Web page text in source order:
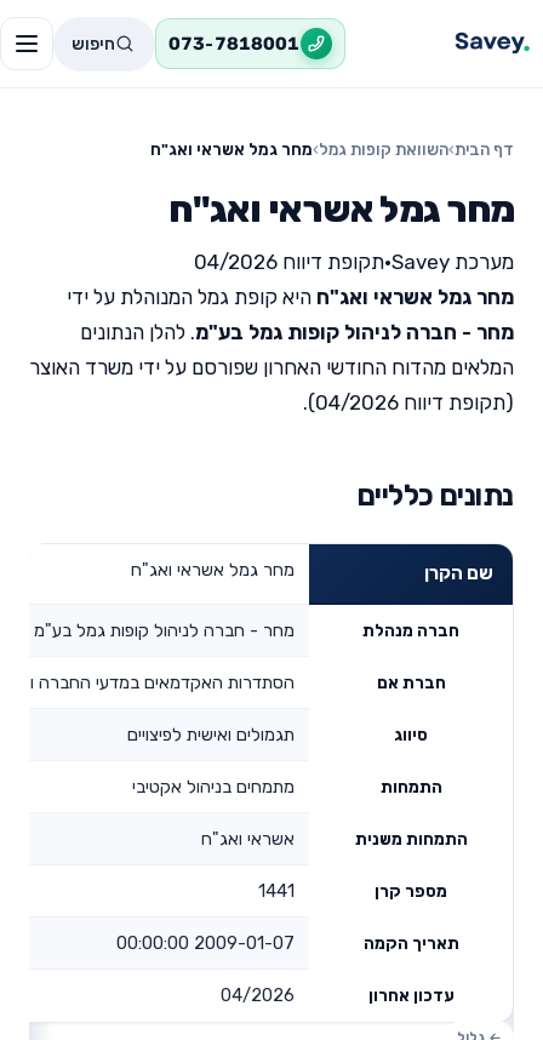
073-7818001 חיפוש
דף הבית›השוואת קופות גמל›מחר גמל אשראי ואג"ח
מחר גמל אשראי ואג"ח
מערכת Savey •תקופת דיווח 04/2026
מחר גמל אשראי ואג"ח היא קופת גמל המנוהלת על ידי
מחר - חברה לניהול קופות גמל בע"מ. להלן הנתונים
המלאים מהדוח החודשי האחרון שפורסם על ידי משרד האוצר
(תקופת דיווח 04/2026).
נתונים כלליים
שם הקרן מחר גמל אשראי ואג"ח
חברה מנהלת מחר - חברה לניהול קופות גמל בע"מ
חברת אם הסתדרות האקדמאים במדעי החברה
סיווג תגמולים ואישית לפיצויים
התמחות מתמחים בניהול אקטיבי
התמחות משנית אשראי ואג"ח
מספר קרן 1441
תאריך הקמה 2009-01-07 00:00:00
עדכון אחרון 04/2026